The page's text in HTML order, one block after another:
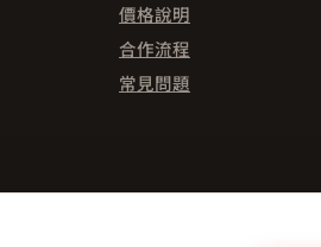
價格說明
合作流程
常見問題